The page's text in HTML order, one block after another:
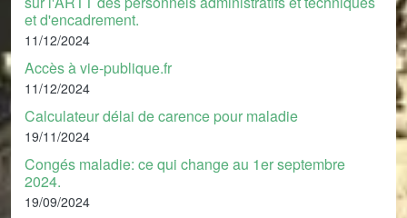
et d'encadrement.
11/12/2024
Accès à vie-publique.fr
11/12/2024
Calculateur délai de carence pour maladie
19/11/2024
Congés maladie: ce qui change au 1er septembre
2024.
19/09/2024